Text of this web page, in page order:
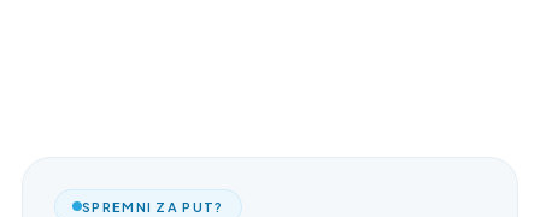
SPREMNI ZA PUT?